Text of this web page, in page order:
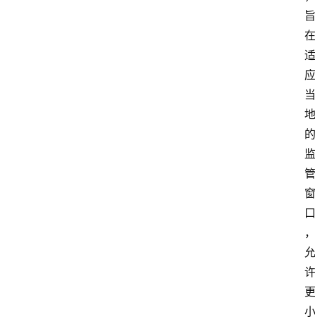
旨
在
适
应
当
地
的
监
管
窗
口
，
允
许
更
小